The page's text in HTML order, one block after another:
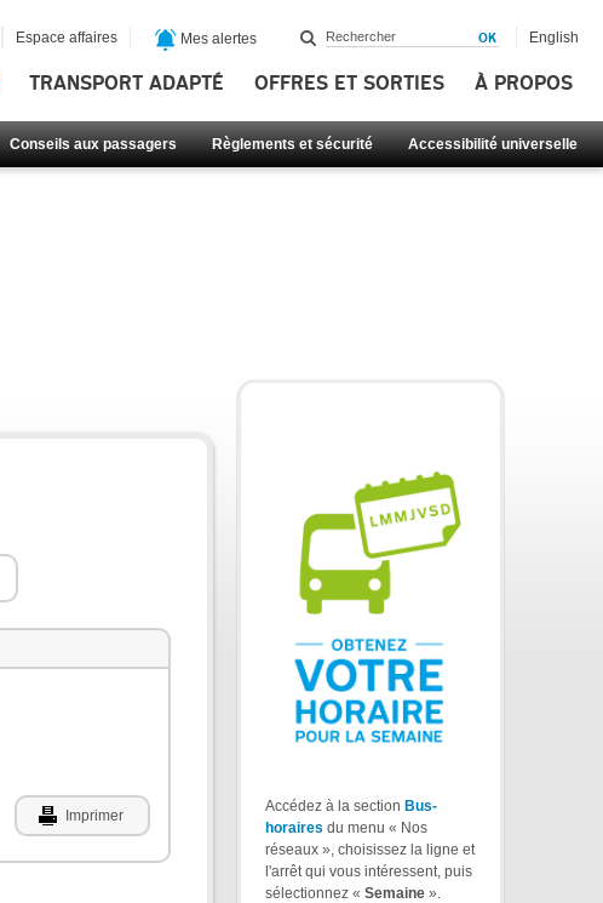
TRANSPORT ADAPTÉ OFFRES ET SORTIES À PROPOS
Conseils aux passagers Règlements et sécurité Accessibilité universelle
Espace affaires Mes alertes English
Imprimer
Accédez à la section Bus-
horaires du menu « Nos
réseaux », choisissez la ligne et
l'arrêt qui vous intéressent, puis
sélectionnez « Semaine ».